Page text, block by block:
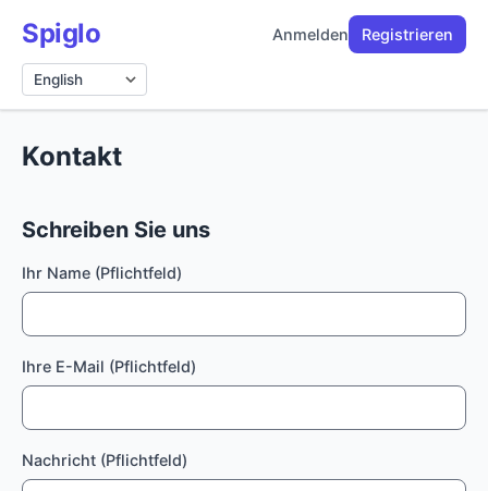
Spiglo Anmelden Registrieren
Sprache
Kontakt
Schreiben Sie uns
Ihr Name (Pflichtfeld)
Ihre E-Mail (Pflichtfeld)
Nachricht (Pflichtfeld)